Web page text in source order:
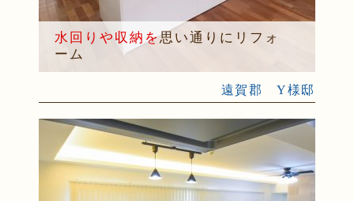
水回りや収納を思い通りにリフォ
ーム
遠賀郡 Y様邸